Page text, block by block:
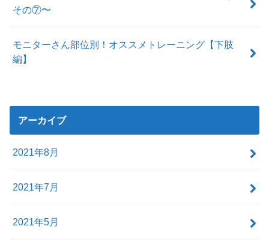
その⑦〜
モニターさん部位別！オススメトレーニング【下肢
編】
アーカイブ
2021年8月
2021年7月
2021年5月